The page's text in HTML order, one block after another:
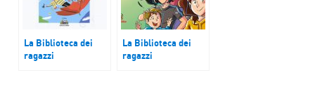
La Biblioteca dei
ragazzi
La Biblioteca dei
ragazzi